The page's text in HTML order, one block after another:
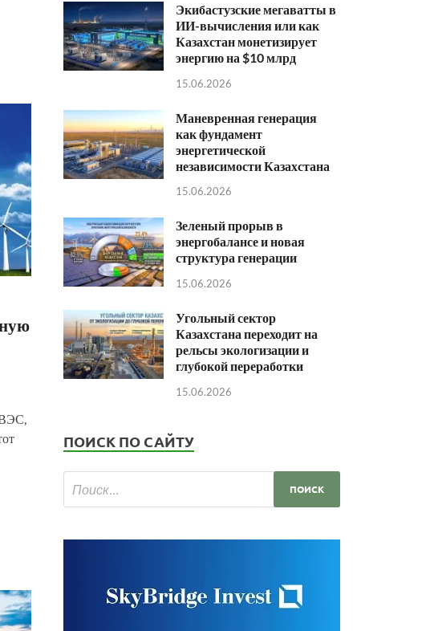
Экибастузские мегаватты в
ИИ-вычисления или как
Казахстан монетизирует
энергию на $10 млрд
15.06.2026
Маневренная генерация
как фундамент
энергетической
независимости Казахстана
15.06.2026
Зеленый прорыв в
энергобалансе и новая
структура генерации
15.06.2026
Угольный сектор
Казахстана переходит на
рельсы экологизации и
глубокой переработки
15.06.2026
ПОИСК ПО САЙТУ